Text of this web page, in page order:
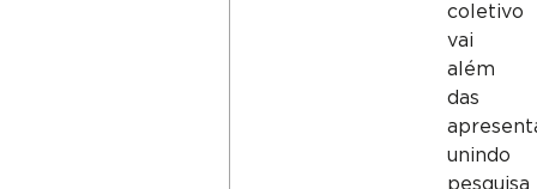
coletivo
vai
além
das
unindo
pesquisa